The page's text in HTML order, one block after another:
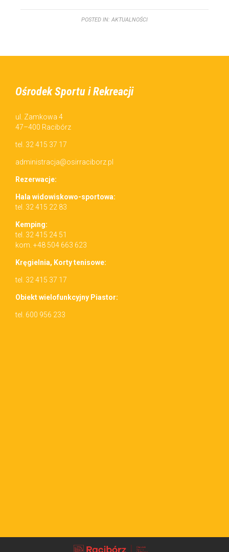
POSTED IN: AKTUALNOŚCI
Ośrodek Sportu i Rekreacji
ul. Zamkowa 4
47–400 Racibórz
tel. 32 415 37 17
administracja@osirraciborz.pl
Rez­erwac­je:
Hala wid­owiskowo-sportowa:
tel. 32 415 22 83
Kemp­ing:
tel. 32 415 24 51
kom. +48 504 663 623
Kręgiel­nia, Korty tenisowe:
tel. 32 415 37 17
Obiekt wielo­funkcyjny Piastor:
tel. 600 956 233